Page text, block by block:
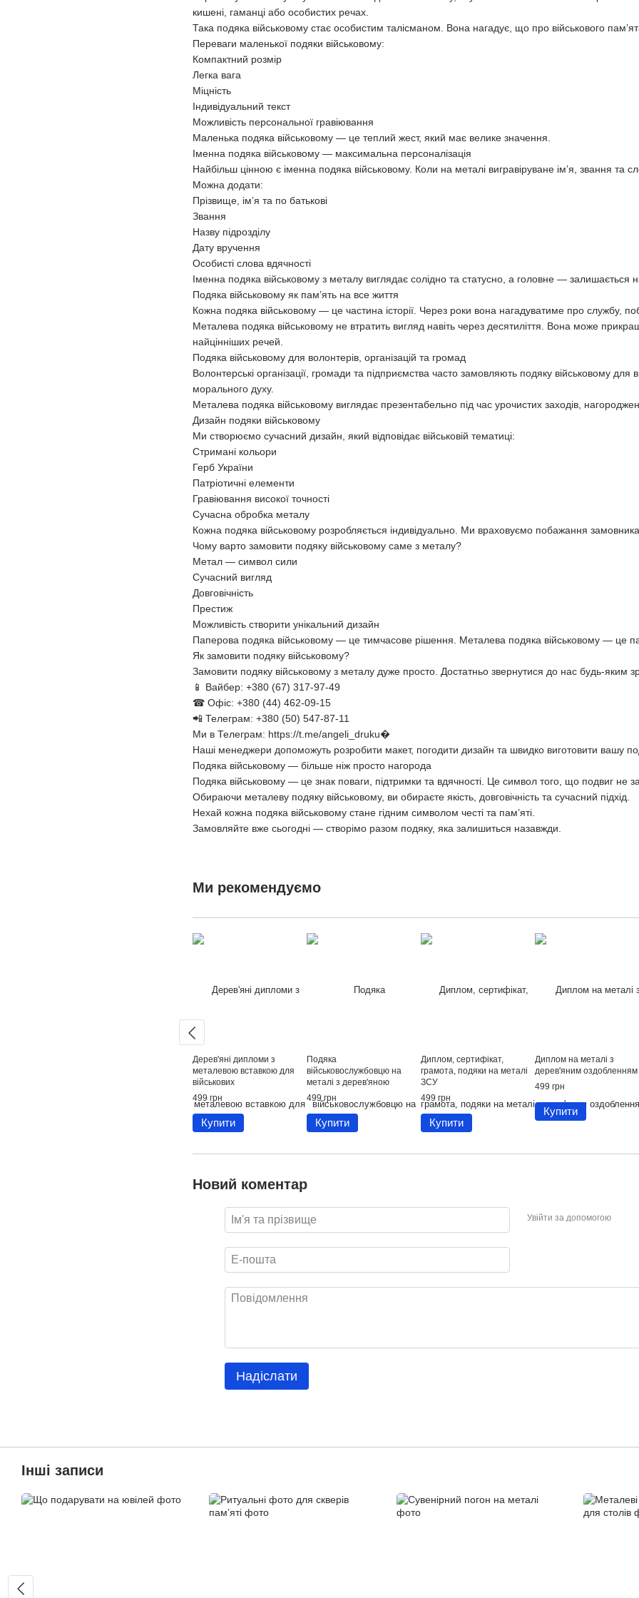
кишені, гаманці або особистих речах.
Така подяка військовому стає особистим талісманом. Вона нагадує, що про військового
Переваги маленької подяки військовому:
Компактний розмір
Легка вага
Міцність
Індивідуальний текст
Можливість персональної гравіювання
Маленька подяка військовому — це теплий жест, який має велике значення.
Іменна подяка військовому — максимальна персоналізація
Найбільш цінною є іменна подяка військовому. Коли на металі вигравіруване ім’я, звання та
Можна додати:
Прізвище, ім’я та по батькові
Звання
Назву підрозділу
Дату вручення
Особисті слова вдячності
Іменна подяка військовому з металу виглядає солідно та статусно, а головне — залишається
Подяка військовому як пам’ять на все життя
Кожна подяка військовому — це частина історії. Через роки вона нагадуватиме про службу,
Металева подяка військовому не втратить вигляд навіть через десятиліття. Вона може
найцінніших речей.
Подяка військовому для волонтерів, організацій та громад
Волонтерські організації, громади та підприємства часто замовляють подяку військовому
морального духу.
Металева подяка військовому виглядає презентабельно під час урочистих заходів,
Дизайн подяки військовому
Ми створюємо сучасний дизайн, який відповідає військовій тематиці:
Стримані кольори
Герб України
Патріотичні елементи
Гравіювання високої точності
Сучасна обробка металу
Кожна подяка військовому розробляється індивідуально. Ми враховуємо побажання
Чому варто замовити подяку військовому саме з металу?
Метал — символ сили
Сучасний вигляд
Довговічність
Престиж
Можливість створити унікальний дизайн
Паперова подяка військовому — це тимчасове рішення. Металева подяка військовому — це
Як замовити подяку військовому?
Замовити подяку військовому з металу дуже просто. Достатньо звернутися до нас будь-яким
📱 Вайбер: +380 (67) 317-97-49
☎ Офіс: +380 (44) 462-09-15
📲 Телеграм: +380 (50) 547-87-11
Ми в Телеграм: https://t.me/angeli_druku⁠�
Наші менеджери допоможуть розробити макет, погодити дизайн та швидко виготовити вашу
Подяка військовому — більше ніж просто нагорода
Подяка військовому — це знак поваги, підтримки та вдячності. Це символ того, що подвиг не
Обираючи металеву подяку військовому, ви обираєте якість, довговічність та сучасний підхід.
Нехай кожна подяка військовому стане гідним символом честі та пам’яті.
Замовляйте вже сьогодні — створімо разом подяку, яка залишиться назавжди.
Ми рекомендуємо
Дерев'яні дипломи з
металевою вставкою для
військових
499 грн
Купити
Подяка
військовослужбовцю на
металі з дерев'яною
підкладкою
499 грн
Купити
Диплом, сертифікат,
грамота, подяки на металі
ЗСУ
499 грн
Купити
Диплом на металі з
дерев'яним оздобленням
499 грн
Купити
Новий коментар
Увійти за допомогою
Надіслати
Інші записи